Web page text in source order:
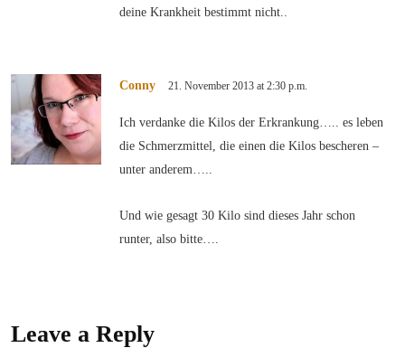
deine Krankheit bestimmt nicht..
Conny 21. November 2013 at 2:30 p.m.
Ich verdanke die Kilos der Erkrankung….. es leben
die Schmerzmittel, die einen die Kilos bescheren –
unter anderem…..
Und wie gesagt 30 Kilo sind dieses Jahr schon
runter, also bitte….
Leave a Reply